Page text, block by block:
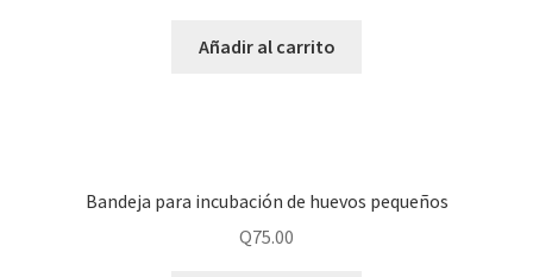
Añadir al carrito
Bandeja para incubación de huevos pequeños
Q75.00